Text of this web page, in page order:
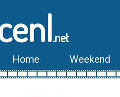
.net
Home Weekend